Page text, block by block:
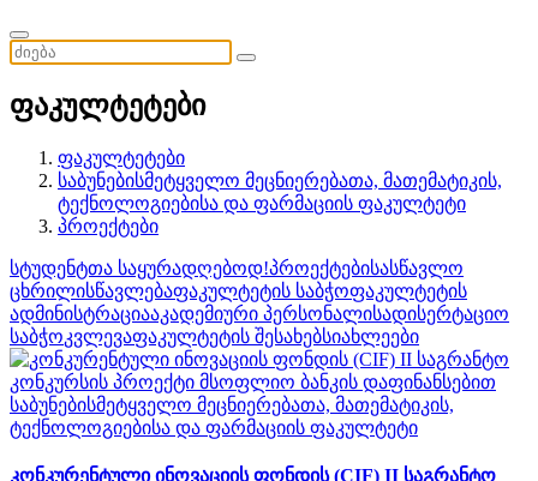
ფაკულტეტები
ფაკულტეტები
საბუნებისმეტყველო მეცნიერებათა, მათემატიკის,
ტექნოლოგიებისა და ფარმაციის ფაკულტეტი
პროექტები
სტუდენტთა საყურადღებოდ!პროექტებისასწავლო
ცხრილისწავლებაფაკულტეტის საბჭოფაკულტეტის
ადმინისტრაციააკადემიური პერსონალისადისერტაციო
საბჭოკვლევაფაკულტეტის შესახებსიახლეები
საბუნებისმეტყველო მეცნიერებათა, მათემატიკის,
ტექნოლოგიებისა და ფარმაციის ფაკულტეტი
კონკურენტული ინოვაციის ფონდის (CIF) II საგრანტო